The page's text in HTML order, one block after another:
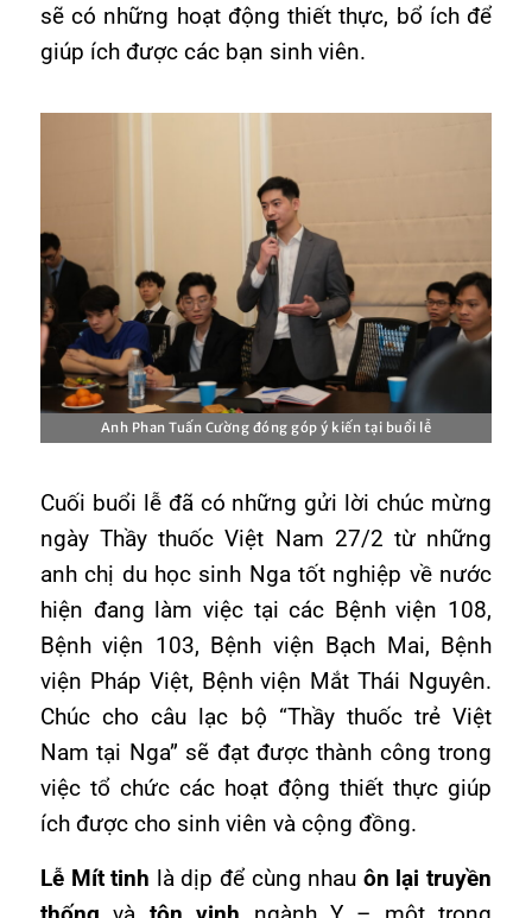
sẽ có những hoạt động thiết thực, bổ ích để
giúp ích được các bạn sinh viên.
Anh Phan Tuấn Cường đóng góp ý kiến tại buổi lễ
Cuối buổi lễ đã có những gửi lời chúc mừng
ngày Thầy thuốc Việt Nam 27/2 từ những
anh chị du học sinh Nga tốt nghiệp về nước
hiện đang làm việc tại các Bệnh viện 108,
Bệnh viện 103, Bệnh viện Bạch Mai, Bệnh
viện Pháp Việt, Bệnh viện Mắt Thái Nguyên.
Chúc cho câu lạc bộ “Thầy thuốc trẻ Việt
Nam tại Nga” sẽ đạt được thành công trong
việc tổ chức các hoạt động thiết thực giúp
ích được cho sinh viên và cộng đồng.
Lễ Mít tinh là dịp để cùng nhau ôn lại truyền